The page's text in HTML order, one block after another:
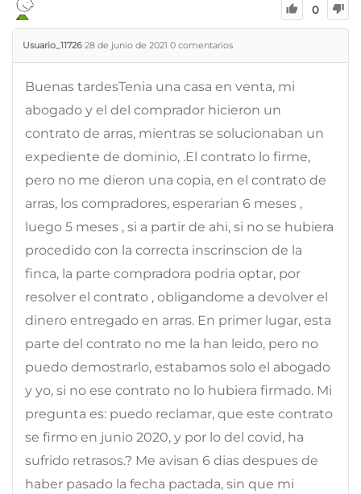
0
Usuario_11726 28 de junio de 2021 0 comentarios
Buenas tardesTenia una casa en venta, mi
abogado y el del comprador hicieron un
contrato de arras, mientras se solucionaban un
expediente de dominio, .El contrato lo firme,
pero no me dieron una copia, en el contrato de
arras, los compradores, esperarian 6 meses ,
luego 5 meses , si a partir de ahi, si no se hubiera
procedido con la correcta inscrinscion de la
finca, la parte compradora podria optar, por
resolver el contrato , obligandome a devolver el
dinero entregado en arras. En primer lugar, esta
parte del contrato no me la han leido, pero no
puedo demostrarlo, estabamos solo el abogado
y yo, si no ese contrato no lo hubiera firmado. Mi
pregunta es: puedo reclamar, que este contrato
se firmo en junio 2020, y por lo del covid, ha
sufrido retrasos.? Me avisan 6 dias despues de
haber pasado la fecha pactada, sin que mi